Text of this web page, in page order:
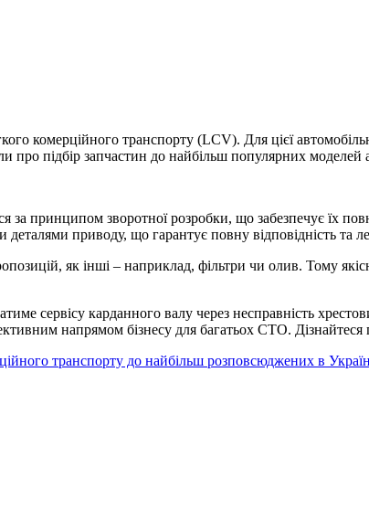
комерційного транспорту (LCV). Для цієї
про підбір запчастин до найбільш популярних моделей
принципом зворотної розробки, що забезпечує їх
приводу, що гарантує повну відповідність та
як інші – наприклад, фільтри чи олив. Тому
сервісу карданного валу через несправність
напрямом бізнесу для багатьох СТО. Дізнайтеся
транспорту до найбільш розповсюджених в